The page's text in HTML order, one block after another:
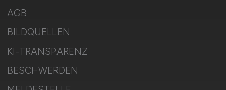
AGB
BILDQUELLEN
KI-TRANSPARENZ
BESCHWERDEN